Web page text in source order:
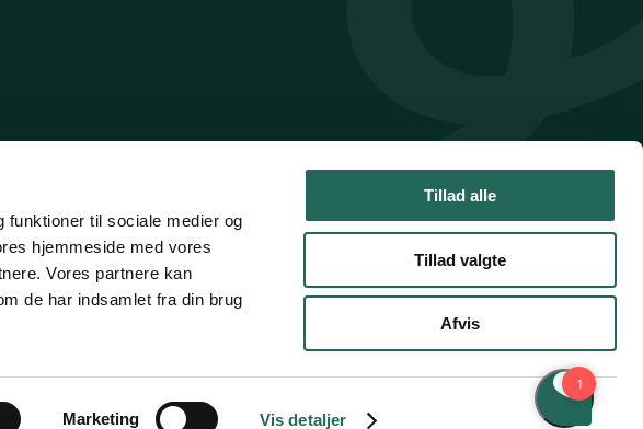
funktioner til sociale medier og
hjemmeside med vores
Vores partnere kan
de har indsamlet fra din brug
Marketing Vis detaljer
Tillad alle
Tillad valgte
Afvis